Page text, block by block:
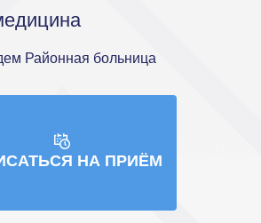
Районная больница
НА ПРИЁМ